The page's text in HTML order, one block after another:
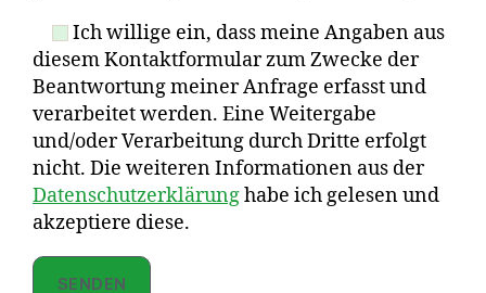
Ich willige ein, dass meine Angaben aus
diesem Kontaktformular zum Zwecke der
Beantwortung meiner Anfrage erfasst und
verarbeitet werden. Eine Weitergabe
und/oder Verarbeitung durch Dritte erfolgt
nicht. Die weiteren Informationen aus der
Datenschutzerklärunghabe ich gelesen und
akzeptiere diese.